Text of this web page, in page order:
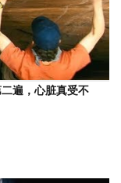
遍，心脏真受不